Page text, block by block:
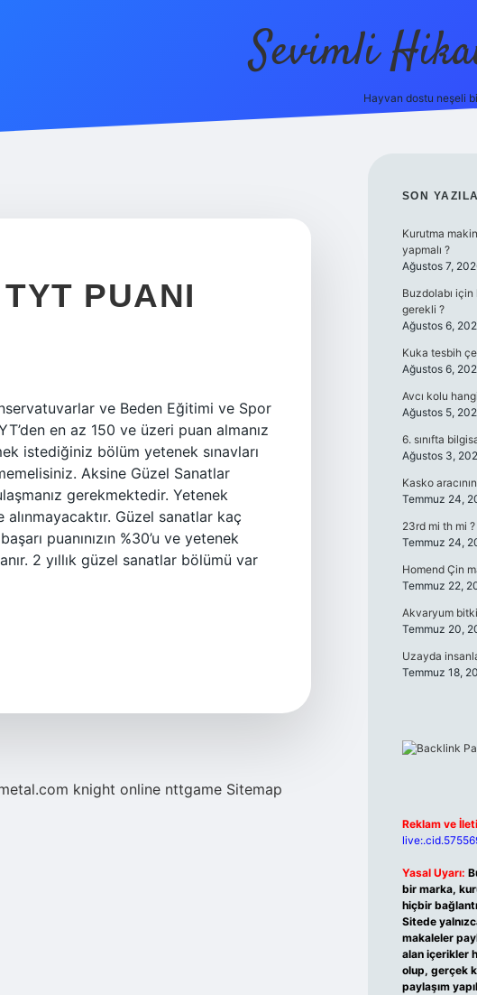
Sevimli
Hayvan dostu neşeli
PUANI
ve Beden Eğitimi ve Spor
en az 150 ve üzeri puan almanız
istediğiniz bölüm yetenek sınavları
Aksine Güzel Sanatlar
gerekmektedir. Yetenek
alınmayacaktır. Güzel sanatlar kaç
puanınızın %30’u ve yetenek
2 yıllık güzel sanatlar bölümü var
knight online nttgame Sitemap
SON
Kurutma
yapmalı ?
Ağustos 7,
Buzdolabı
gerekli ?
Ağustos 6,
Kuka tesbih
Ağustos 6,
Avcı kolu
Ağustos 5,
6. sınıfta
Ağustos 3,
Kasko
Temmuz 24,
23rd mi th mi ?
Temmuz 24,
Homend Çin
Temmuz 22,
Akvaryum bitki
Temmuz 20,
Uzayda
Temmuz 18,
Reklam ve
Yasal Uyarı:
bir marka,
hiçbir
Sitede
makaleler
alan içerikler
olup, gerçek
paylaşım